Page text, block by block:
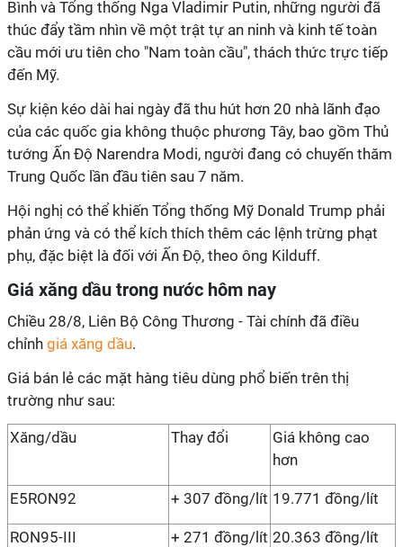
Bình và Tổng thống Nga Vladimir Putin, những người đã
thúc đẩy tầm nhìn về một trật tự an ninh và kinh tế toàn
cầu mới ưu tiên cho "Nam toàn cầu", thách thức trực tiếp
đến Mỹ.
Sự kiện kéo dài hai ngày đã thu hút hơn 20 nhà lãnh đạo
của các quốc gia không thuộc phương Tây, bao gồm Thủ
tướng Ấn Độ Narendra Modi, người đang có chuyến thăm
Trung Quốc lần đầu tiên sau 7 năm.
Hội nghị có thể khiến Tổng thống Mỹ Donald Trump phải
phản ứng và có thể kích thích thêm các lệnh trừng phạt
phụ, đặc biệt là đối với Ấn Độ, theo ông Kilduff.
Giá xăng dầu trong nước hôm nay
Chiều 28/8, Liên Bộ Công Thương - Tài chính đã điều
chỉnh giá xăng dầu.
Giá bán lẻ các mặt hàng tiêu dùng phổ biến trên thị
trường như sau:
Xăng/dầu Thay đổi
Giá không cao
hơn
E5RON92 + 307 đồng/lít 19.771 đồng/lít
RON95-III + 271 đồng/lít 20.363 đồng/lít